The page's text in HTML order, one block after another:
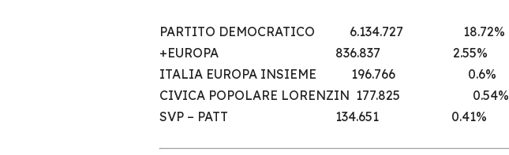
PARTITO DEMOCRATICO 6.134.727 18.72%
+EUROPA 836.837 2.55%
ITALIA EUROPA INSIEME 196.766 0.6%
CIVICA POPOLARE LORENZIN 177.825 0.54%
SVP – PATT 134.651 0.41%